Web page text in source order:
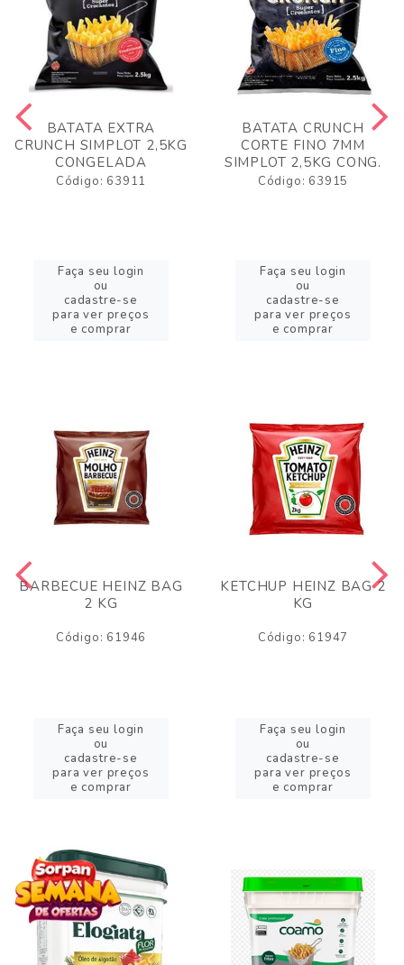
BATATA EXTRA
CRUNCH SIMPLOT 2,5KG
CONGELADA
Código: 63911
Faça seu login
ou
cadastre-se
para ver preços
e comprar
BATATA CRUNCH
CORTE FINO 7MM
SIMPLOT 2,5KG CONG.
Código: 63915
Faça seu login
ou
cadastre-se
para ver preços
e comprar
BARBECUE HEINZ BAG
2 KG
Código: 61946
Faça seu login
ou
cadastre-se
para ver preços
e comprar
KETCHUP HEINZ BAG 2
KG
Código: 61947
Faça seu login
ou
cadastre-se
para ver preços
e comprar